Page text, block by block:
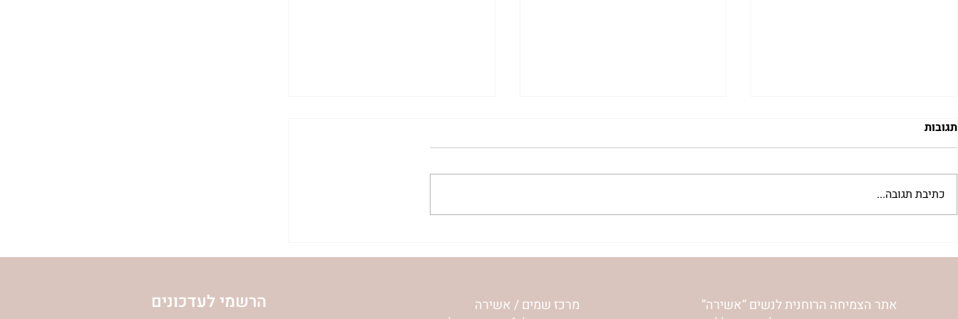
שיעור לט"ו באב | הר' ימימה
השיעור לתשעה באב | הר'
אוהב" | ראש חודש אב
תגובות
כתיבת תגובה...
הרשמי לעדכונים
מרכז שמים / אשירה
אתר הצמיחה הרוחנית לנשים “אשירה”